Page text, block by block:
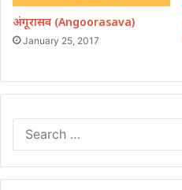
अंगूरासव (Angoorasava)
January 25, 2017